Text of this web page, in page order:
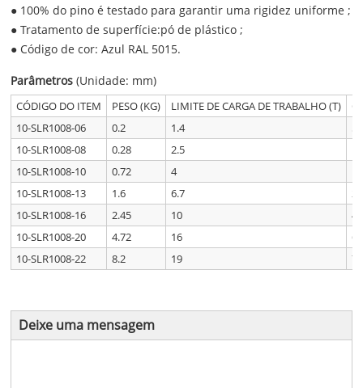
● 100% do pino é testado para garantir uma rigidez uniforme ;
● Tratamento de superfície:pó de plástico ;
● Código de cor: Azul RAL 5015.
Parâmetros (Unidade: mm)
CÓDIGO DO ITEM PESO (KG) LIMITE DE CARGA DE TRABALHO (T)
10-SLR1008-06
0.2 1.4
10-SLR1008-08
0.28 2.5
10-SLR1008-10
0.72 4
10-SLR1008-13
1.6 6.7
10-SLR1008-16
2.45 10
40
10-SLR1008-20
4.72 16
64
10-SLR1008-22
8.2 19 76
Deixe uma mensagem